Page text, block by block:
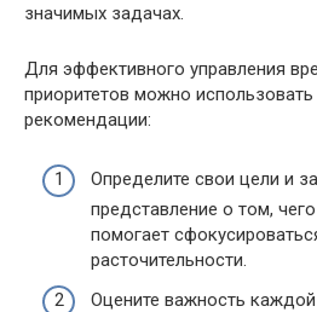
значимых задачах.
Для эффективного управления
приоритетов можно
рекомендации:
Определите свои цели и
представление о том,
помогает
расточительности.
Оцените важность